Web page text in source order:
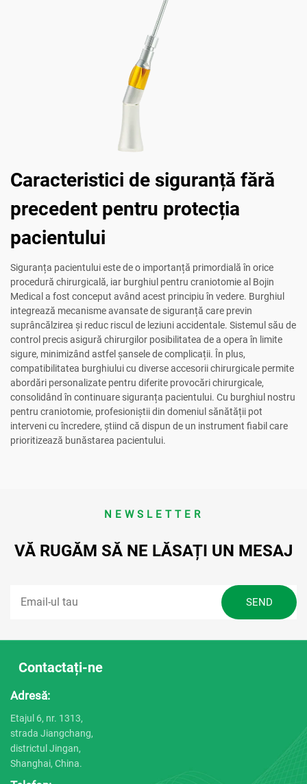
Caracteristici de siguranță fără
precedent pentru protecția
pacientului
Siguranța pacientului este de o importanță primordială în orice
procedură chirurgicală, iar burghiul pentru craniotomie al Bojin
Medical a fost conceput având acest principiu în vedere. Burghiul
integrează mecanisme avansate de siguranță care previn
suprâncălzirea și reduc riscul de leziuni accidentale. Sistemul său de
control precis asigură chirurgilor posibilitatea de a opera în limite
sigure, minimizând astfel șansele de complicații. În plus,
compatibilitatea burghiului cu diverse accesorii chirurgicale permite
abordări personalizate pentru diferite provocări chirurgicale,
consolidând în continuare siguranța pacientului. Cu burghiul nostru
pentru craniotomie, profesioniștii din domeniul sănătății pot
interveni cu încredere, știind că dispun de un instrument fiabil care
prioritizează bunăstarea pacientului.
NEWSLETTER
VĂ RUGĂM SĂ NE LĂSAȚI UN MESAJ
Contactați-ne
Adresă:
Etajul 6, nr. 1313,
strada Jiangchang,
districtul Jingan,
Shanghai, China.